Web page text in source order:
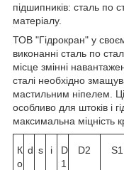
підшипників: сталь по
матеріалу.
ТОВ "Гідрокран" у
виконанні сталь по
місце змінні
сталі необхідно
мастильним ніпелем.
особливо для штоків і
максимальна міцність
К
о
d s i
D
1
D2 S1